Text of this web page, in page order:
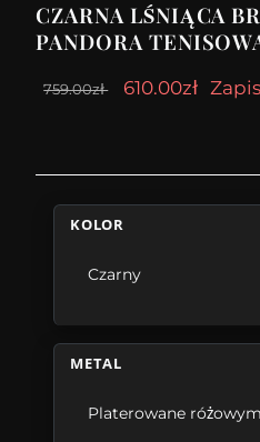
CZARNA LŚNIĄCA
PANDORA
759.00zł 610.00zł
KOLOR
Czarny
METAL
Platerowane